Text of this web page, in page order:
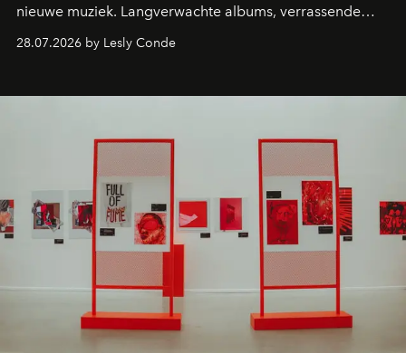
nieuwe muziek. Langverwachte albums, verrassende
comebacks en veelbelovende nieuwe projecten: dit zijn
de releases die je niet mag missen.
28.07.2026 by Lesly Conde